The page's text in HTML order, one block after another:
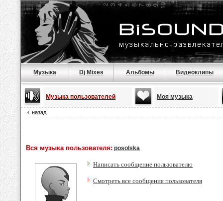
Музыка Dj Mixes Альбомы Видеоклипы
Музыка пользователей Моя музыка
назад
Вся музыка пользователя: posolska
Написать сообщение пользователю
Смотреть все сообщения пользователя